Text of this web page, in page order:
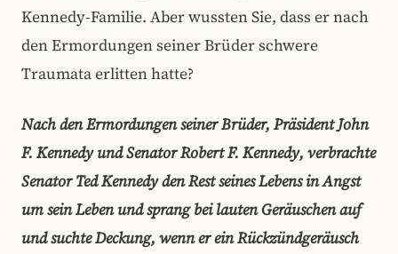
Kennedy-Familie. Aber wussten Sie, dass er nach
den Ermordungen seiner Brüder schwere
Traumata erlitten hatte?
Nach den Ermordungen seiner Brüder, Präsident John
F. Kennedy und Senator Robert F. Kennedy, verbrachte
Senator Ted Kennedy den Rest seines Lebens in Angst
um sein Leben und sprang bei lauten Geräuschen auf
und suchte Deckung, wenn er ein Rückzündgeräusch